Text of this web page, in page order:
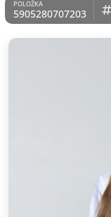
5905280707203